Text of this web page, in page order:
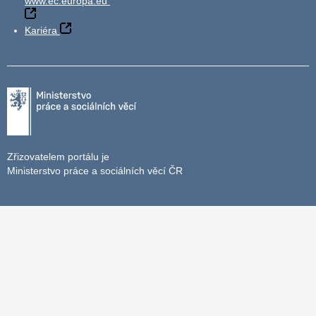
Kariéra
Zřizovatelem portálu je
Ministerstvo práce a sociálních věcí ČR